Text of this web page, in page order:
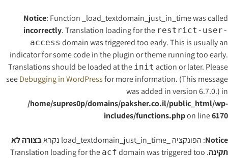
Notice: Function _load_textdomain_just_in_time was called
incorrectly. Translation loading for the restrict-user-
access domain was triggered too early. This is usually an
indicator for some code in the plugin or theme running too early.
Translations should be loaded at the init action or later. Please
seeDebugging in WordPressfor more information. (This message
was added in version 6.7.0.) in
/home/supres0p/domains/paksher.co.il/public_html/wp-
includes/functions.phpon line6170
Notice: הפונקציה _load_textdomain_just_in_time נקרא
בצורה לא
תקינה. Translation loading for the
acf domain was triggered too